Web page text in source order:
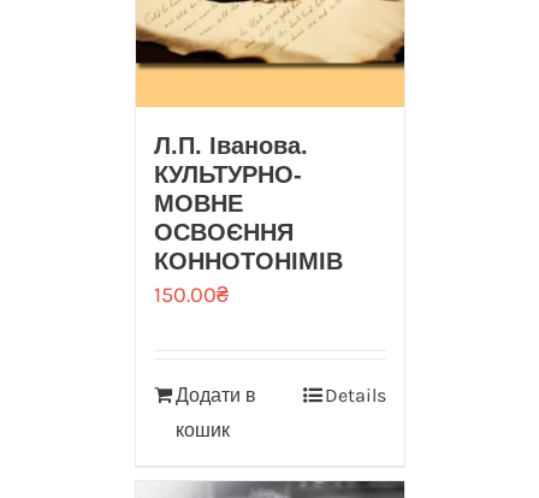
Л.П. Іванова.
КУЛЬТУРНО-
МОВНЕ
ОСВОЄННЯ
КОННОТОНІМІВ
150.00₴
Додати в
кошик
Details